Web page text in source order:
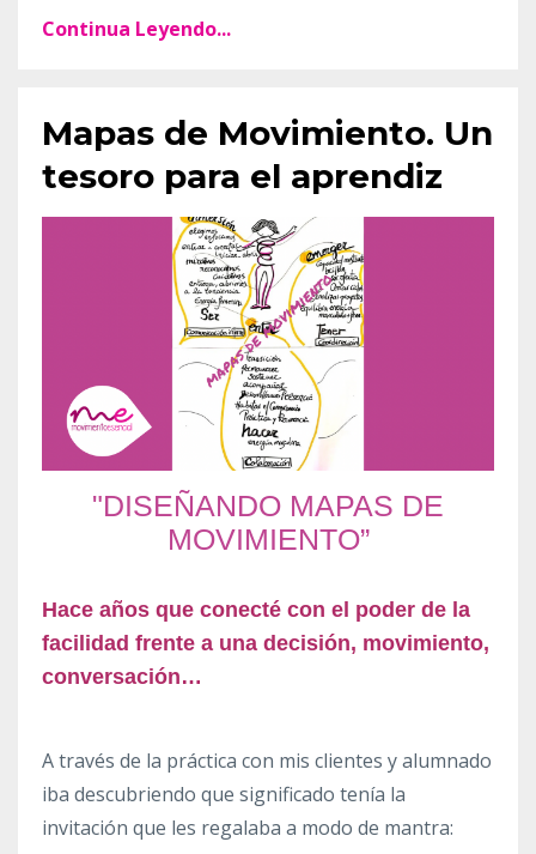
Continua Leyendo...
Mapas de Movimiento. Un
tesoro para el aprendiz
"DISEÑANDO MAPAS DE
MOVIMIENTO”
Hace años que conecté con el poder de la
facilidad frente a una decisión, movimiento,
conversación…
A través de la práctica con mis clientes y alumnado
iba descubriendo que significado tenía la
invitación que les regalaba a modo de mantra: